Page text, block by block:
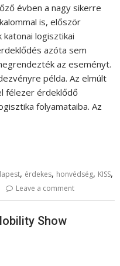
évben a nagy sikerre
is, először
logisztikai
azóta sem
az eseményt.
példa. Az elmúlt
félezer érdeklődő
folyamataiba. Az
, érdekes, honvédség, KISS,
Leave a comment
Show